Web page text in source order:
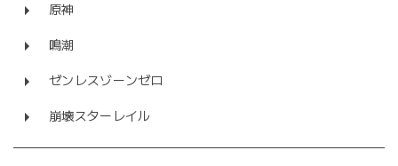
原神
鳴潮
ゼンレスゾーンゼロ
崩壊スターレイル